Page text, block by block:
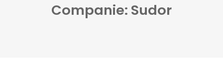
Companie: Sudor